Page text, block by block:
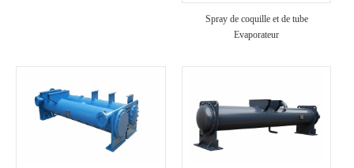
Spray de coquille et de tube
Evaporateur